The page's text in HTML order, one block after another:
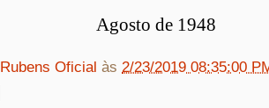
Agosto de 1948
Rubens Oficial às 2/23/2019 08:35:00